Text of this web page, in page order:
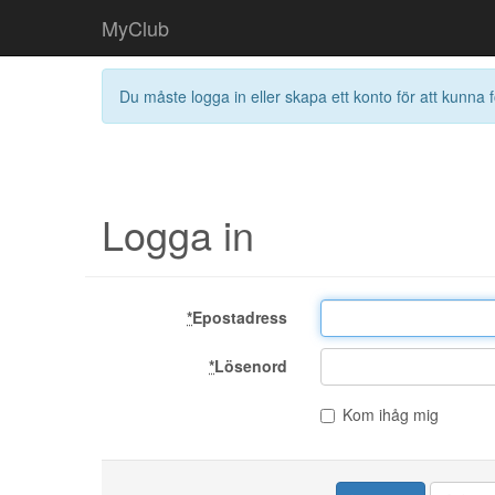
MyClub
Du måste logga in eller skapa ett konto för att kunna
Logga in
*Epostadress
*Lösenord
Kom ihåg mig